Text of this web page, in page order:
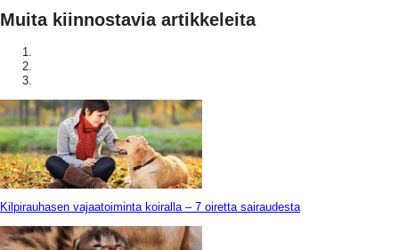
Muita kiinnostavia artikkeleita
Kilpirauhasen vajaatoiminta koiralla – 7 oiretta sairaudesta